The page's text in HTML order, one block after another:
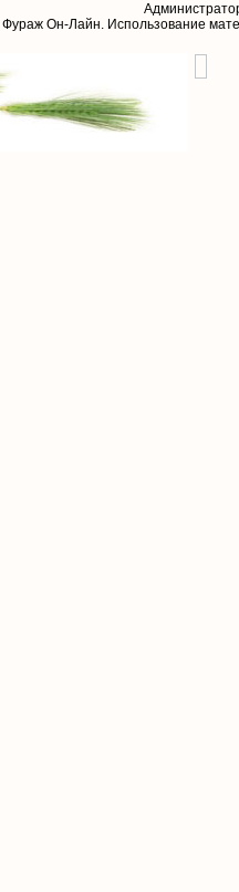
Фураж Он-Лайн. Использование